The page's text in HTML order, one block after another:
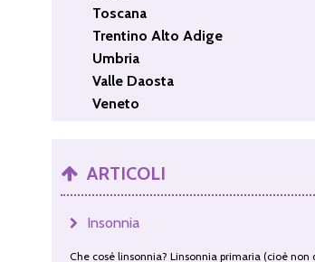
Toscana
Trentino Alto Adige
Umbria
Valle Daosta
Veneto
ARTICOLI
Insonnia
Che cosè linsonnia? Linsonnia primaria (cioè non